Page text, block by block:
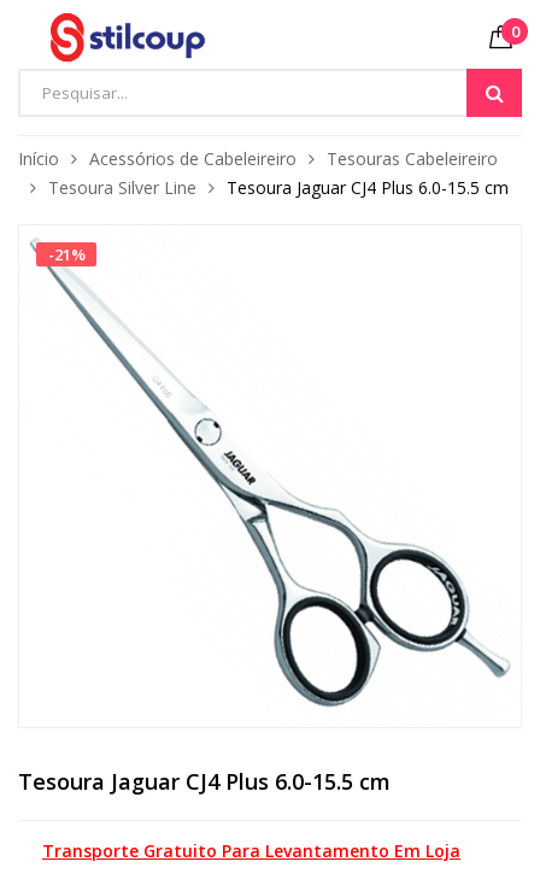
0
Início Acessórios de Cabeleireiro
Tesouras Cabeleireiro
Tesoura Silver Line
Tesoura Jaguar CJ4 Plus 6.0-15.5 cm
-21%
Tesoura Jaguar CJ4 Plus 6.0-15.5 cm
Transporte Gratuito Para Levantamento Em Loja